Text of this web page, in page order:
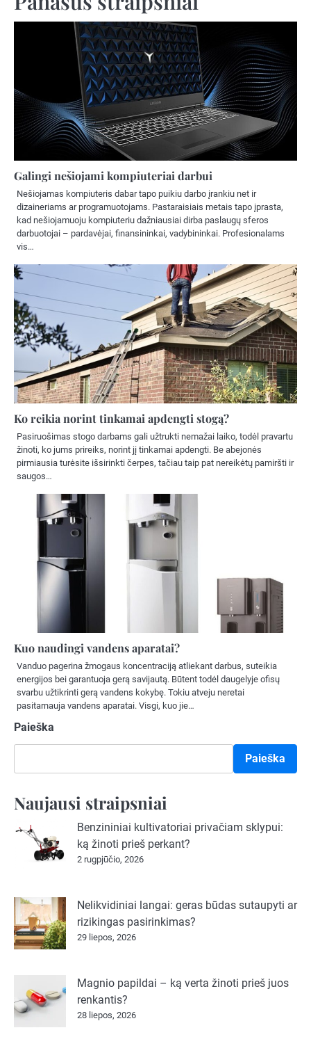
Galingi nešiojami kompiuteriai darbui
Nešiojamas kompiuteris dabar tapo puikiu darbo įrankiu net ir
dizaineriams ar programuotojams. Pastaraisiais metais tapo įprasta,
kad nešiojamuoju kompiuteriu dažniausiai dirba paslaugų sferos
darbuotojai – pardavėjai, finansininkai, vadybininkai. Profesionalams
vis…
Ko reikia norint tinkamai apdengti stogą?
Pasiruošimas stogo darbams gali užtrukti nemažai laiko, todėl pravartu
žinoti, ko jums prireiks, norint jį tinkamai apdengti. Be abejonės
pirmiausia turėsite išsirinkti čerpes, tačiau taip pat nereikėtų pamiršti ir
saugos…
Kuo naudingi vandens aparatai?
Vanduo pagerina žmogaus koncentraciją atliekant darbus, suteikia
energijos bei garantuoja gerą savijautą. Būtent todėl daugelyje ofisų
svarbu užtikrinti gerą vandens kokybę. Tokiu atveju neretai
pasitarnauja vandens aparatai. Visgi, kuo jie…
Paieška
Paieška
Naujausi straipsniai
Benzininiai kultivatoriai privačiam sklypui:
ką žinoti prieš perkant?
2 rugpjūčio, 2026
Nelikvidiniai langai: geras būdas sutaupyti ar
rizikingas pasirinkimas?
29 liepos, 2026
Magnio papildai – ką verta žinoti prieš juos
renkantis?
28 liepos, 2026